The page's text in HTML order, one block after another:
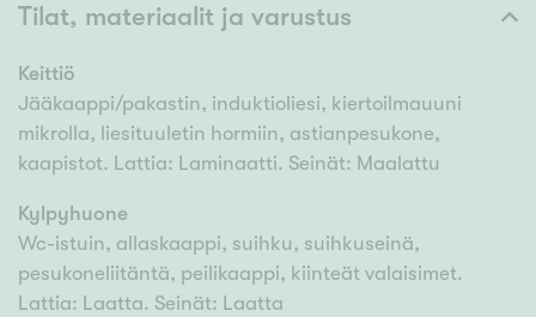
Tilat, materiaalit ja varustus
Keittiö
Jääkaappi/pakastin, induktioliesi, kiertoilmauuni
mikrolla, liesituuletin hormiin, astianpesukone,
kaapistot. Lattia: Laminaatti. Seinät: Maalattu
Kylpyhuone
Wc-istuin, allaskaappi, suihku, suihkuseinä,
pesukoneliitäntä, peilikaappi, kiinteät valaisimet.
Lattia: Laatta. Seinät: Laatta